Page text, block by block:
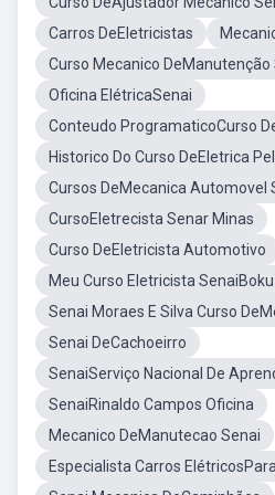
Carros DeEletricistas
Curso Mecanico DeManutenção
Oficina ElétricaSenai
Conteudo ProgramaticoCurso
Historico Do Curso DeEletrica
Cursos DeMecanica Automovel
CursoEletrecista Senar Minas
Curso DeEletricista Automotivo
Meu Curso Eletricista SenaiBoku
Senai Moraes E Silva Curso
Senai DeCachoeirro
SenaiServiço Nacional De
SenaiRinaldo Campos Oficina
Mecanico DeManutecao Senai
Especialista Carros